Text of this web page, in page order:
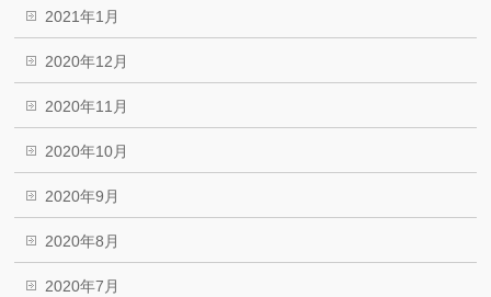
2021年1月
2020年12月
2020年11月
2020年10月
2020年9月
2020年8月
2020年7月